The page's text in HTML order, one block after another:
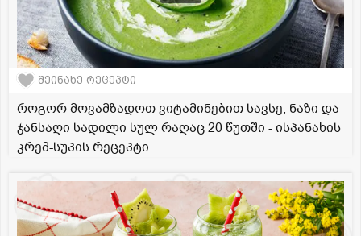
შეინახე რეცეპტი
როგორ მოვამზადოთ ვიტამინებით სავსე, ნაზი და
ჯანსაღი სადილი სულ რაღაც 20 წუთში - ისპანახის
კრემ-სუპის რეცეპტი